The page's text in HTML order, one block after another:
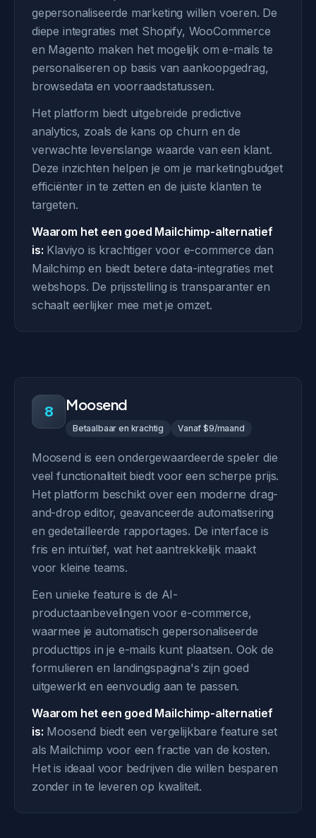
gepersonaliseerde marketing willen voeren. De
diepe integraties met Shopify, WooCommerce
en Magento maken het mogelijk om e-mails te
personaliseren op basis van aankoopgedrag,
browsedata en voorraadstatussen.
Het platform biedt uitgebreide predictive
analytics, zoals de kans op churn en de
verwachte levenslange waarde van een klant.
Deze inzichten helpen je om je marketingbudget
efficiënter in te zetten en de juiste klanten te
targeten.
Waarom het een goed Mailchimp-alternatief
is: Klaviyo is krachtiger voor e-commerce dan
Mailchimp en biedt betere data-integraties met
webshops. De prijsstelling is transparanter en
schaalt eerlijker mee met je omzet.
8 Moosend
Betaalbaar en krachtig Vanaf $9/maand
Moosend is een ondergewaardeerde speler die
veel functionaliteit biedt voor een scherpe prijs.
Het platform beschikt over een moderne drag-
and-drop editor, geavanceerde automatisering
en gedetailleerde rapportages. De interface is
fris en intuïtief, wat het aantrekkelijk maakt
voor kleine teams.
Een unieke feature is de AI-
productaanbevelingen voor e-commerce,
waarmee je automatisch gepersonaliseerde
producttips in je e-mails kunt plaatsen. Ook de
formulieren en landingspagina's zijn goed
uitgewerkt en eenvoudig aan te passen.
Waarom het een goed Mailchimp-alternatief
is: Moosend biedt een vergelijkbare feature set
als Mailchimp voor een fractie van de kosten.
Het is ideaal voor bedrijven die willen besparen
zonder in te leveren op kwaliteit.